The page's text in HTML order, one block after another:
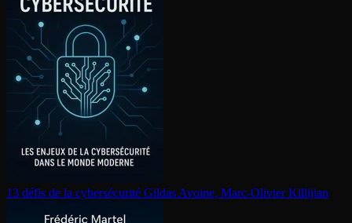
13 défis de la cy­ber­sé­cu­ri­té Gildas Avoine, Marc-Olivier Killijian